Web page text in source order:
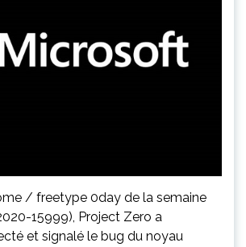
/ freetype 0day de la semaine
15999), Project Zero a
et signalé le bug du noyau